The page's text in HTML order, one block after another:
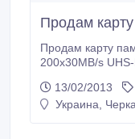
Продам
Продам карту памяти SDHC SanDisk 16Gb Ultra
13/02/2013
Украина,